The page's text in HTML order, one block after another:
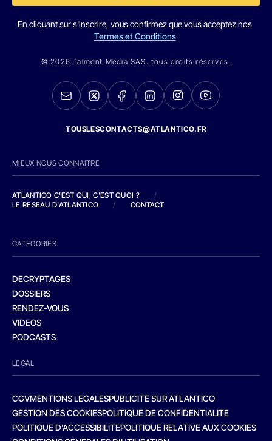
En cliquant sur s'inscrire, vous confirmez que vous acceptez nos
Termes et Conditions
© 2026 Talmont Media SAS. tous droits réservés.
TOUSLESCONTACTS@ATLANTICO.FR
MIEUX NOUS CONNAITRE
ATLANTICO C'EST QUI, C'EST QUOI ?
/
LE RESEAU D'ATLANTICO
/ CONTACT
CATEGORIES
DECRYPTAGES
DOSSIERS
RENDEZ-VOUS
VIDEOS
PODCASTS
LEGAL
CGVMENTIONS LEGALESPUBLICITE SUR ATLANTICO
GESTION DES COOKIESPOLITIQUE DE CONFIDENTIALITE
POLITIQUE D’ACCESSIBILITEPOLITIQUE RELATIVE AUX COOKIES